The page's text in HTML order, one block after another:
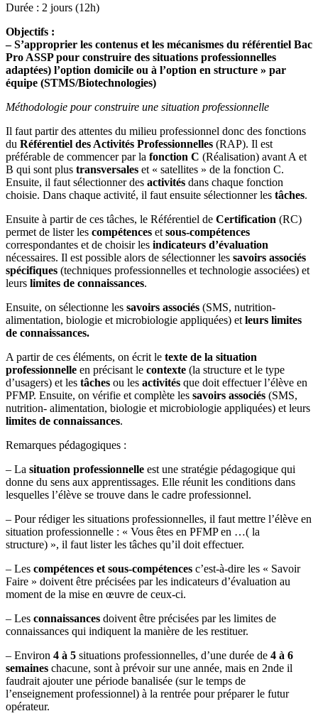
Durée : 2 jours (12h)
Objectifs :
– S’approprier les contenus et les mécanismes du référentiel Bac
Pro ASSP pour construire des situations professionnelles
adaptées) l’option domicile ou à l’option en structure » par
équipe (STMS/Biotechnologies)
Méthodologie pour construire une situation professionnelle
Il faut partir des attentes du milieu professionnel donc des fonctions
du Référentiel des Activités Professionnelles (RAP). Il est
préférable de commencer par la fonction C (Réalisation) avant A et
B qui sont plus transversales et « satellites » de la fonction C.
Ensuite, il faut sélectionner des activités dans chaque fonction
choisie. Dans chaque activité, il faut ensuite sélectionner les tâches.
Ensuite à partir de ces tâches, le Référentiel de Certification (RC)
permet de lister les compétences et sous-compétences
correspondantes et de choisir les indicateurs d’évaluation
nécessaires. Il est possible alors de sélectionner les savoirs associés
spécifiques (techniques professionnelles et technologie associées) et
leurs limites de connaissances.
Ensuite, on sélectionne les savoirs associés (SMS, nutrition-
alimentation, biologie et microbiologie appliquées) et leurs limites
de connaissances.
A partir de ces éléments, on écrit le texte de la situation
professionnelle en précisant le contexte (la structure et le type
d’usagers) et les tâches ou les activités que doit effectuer l’élève en
PFMP. Ensuite, on vérifie et complète les savoirs associés (SMS,
nutrition- alimentation, biologie et microbiologie appliquées) et leurs
limites de connaissances.
Remarques pédagogiques :
– La situation professionnelle est une stratégie pédagogique qui
donne du sens aux apprentissages. Elle réunit les conditions dans
lesquelles l’élève se trouve dans le cadre professionnel.
– Pour rédiger les situations professionnelles, il faut mettre l’élève en
situation professionnelle : « Vous êtes en PFMP en …( la
structure) », il faut lister les tâches qu’il doit effectuer.
– Les compétences et sous-compétences c’est-à-dire les « Savoir
Faire » doivent être précisées par les indicateurs d’évaluation au
moment de la mise en œuvre de ceux-ci.
– Les connaissances doivent être précisées par les limites de
connaissances qui indiquent la manière de les restituer.
– Environ 4 à 5 situations professionnelles, d’une durée de 4 à 6
semaines chacune, sont à prévoir sur une année, mais en 2nde il
faudrait ajouter une période banalisée (sur le temps de
l’enseignement professionnel) à la rentrée pour préparer le futur
opérateur.